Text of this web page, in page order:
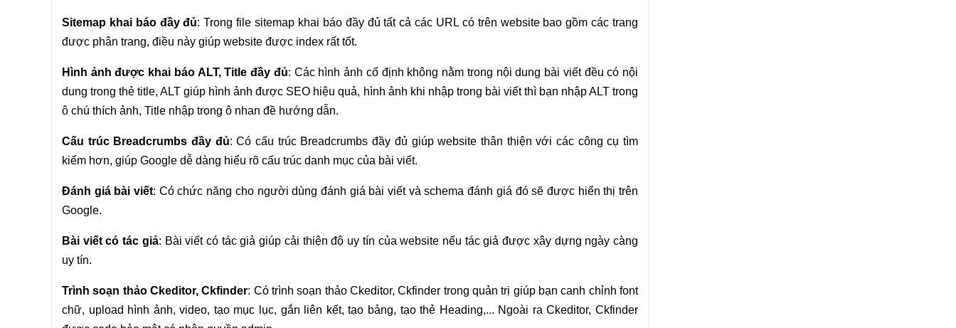
Sitemap khai báo đầy đủ: Trong file sitemap khai báo đầy đủ tất cả các URL có trên website bao gồm các trang
được phân trang, điều này giúp website được index rất tốt.
Hình ảnh được khai báo ALT, Title đầy đủ: Các hình ảnh cố định không nằm trong nội dung bài viết đều có nội
dung trong thẻ title, ALT giúp hình ảnh được SEO hiệu quả, hình ảnh khi nhập trong bài viết thì bạn nhập ALT trong
ô chú thích ảnh, Title nhập trong ô nhan đề hướng dẫn.
Cấu trúc Breadcrumbs đầy đủ: Có cấu trúc Breadcrumbs đầy đủ giúp website thân thiện với các công cụ tìm
kiếm hơn, giúp Google dễ dàng hiểu rõ cấu trúc danh mục của bài viết.
Đánh giá bài viết: Có chức năng cho người dùng đánh giá bài viết và schema đánh giá đó sẽ được hiển thị trên
Google.
Bài viết có tác giả: Bài viết có tác giả giúp cải thiện độ uy tín của website nếu tác giả được xây dựng ngày càng
uy tín.
Trình soạn thảo Ckeditor, Ckfinder: Có trình soạn thảo Ckeditor, Ckfinder trong quản trị giúp bạn canh chỉnh font
chữ, upload hình ảnh, video, tạo mục lục, gắn liên kết, tạo bảng, tạo thẻ Heading,... Ngoài ra Ckeditor, Ckfinder